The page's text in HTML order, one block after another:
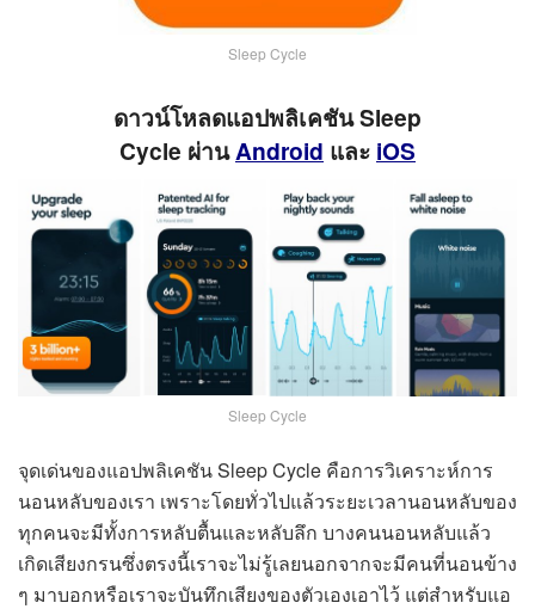
Sleep Cycle
ดาวน์โหลดแอปพลิเคชัน Sleep
Cycle ผ่านAndroid และ iOS
Sleep Cycle
จุดเด่นของแอปพลิเคชัน Sleep Cycle คือการวิเคราะห์การ
นอนหลับของเรา เพราะโดยทั่วไปแล้วระยะเวลานอนหลับของ
ทุกคนจะมีทั้งการหลับตื้นและหลับลึก บางคนนอนหลับแล้ว
เกิดเสียงกรนซึ่งตรงนี้เราจะไม่รู้เลยนอกจากจะมีคนที่นอนข้าง
ๆ มาบอกหรือเราจะบันทึกเสียงของตัวเองเอาไว้ แต่สำหรับแอ